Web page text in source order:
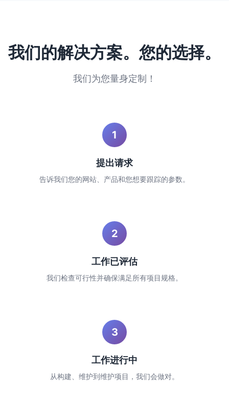
我们的解决方案。您的选择。
我们为您量身定制！
1
提出请求
告诉我们您的网站、产品和您想要跟踪的参数。
2
工作已评估
我们检查可行性并确保满足所有项目规格。
3
工作进行中
从构建、维护到维护项目，我们会做对。